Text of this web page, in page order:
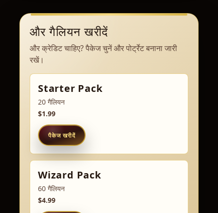
और गैलियन खरीदें
और क्रेडिट चाहिए? पैकेज चुनें और पोर्ट्रेट बनाना जारी
रखें।
Starter Pack
20 गैलियन
$1.99
पैकेज खरीदें
Wizard Pack
60 गैलियन
$4.99